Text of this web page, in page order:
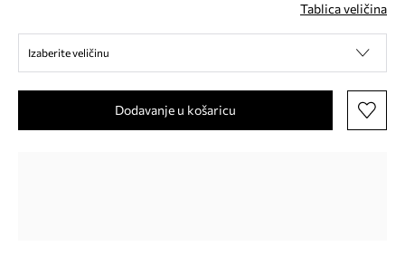
Tablica veličina
Izaberite veličinu
Dodavanje u košaricu